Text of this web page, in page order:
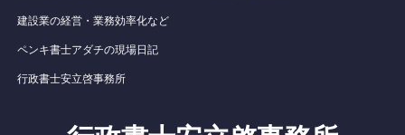
建設業の経営・業務効率化など
ペンキ書士アダチの現場日記
行政書士安立啓事務所